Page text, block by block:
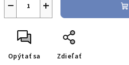
+
−
Opýtať sa Zdieľať